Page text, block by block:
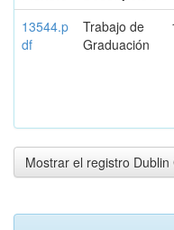
13544.p
df
Trabajo de
Graduación
Mostrar el registro